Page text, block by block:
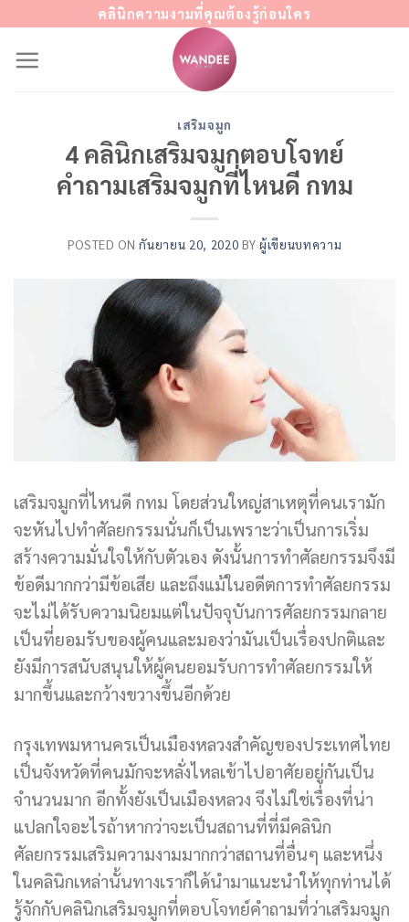
content
คลินิกความงามที่คุณต้องรู้ก่อนใคร
เสริมจมูก
4 คลินิกเสริมจมูกตอบโจทย์
คำถามเสริมจมูกที่ไหนดี กทม
POSTED ONกันยายน 20, 2020 BYผู้เขียนบทความ
เสริมจมูกที่ไหนดี กทม โดยส่วนใหญ่สาเหตุที่คนเรามัก
จะหันไปทำศัลยกรรมนั่นก็เป็นเพราะว่าเป็นการเริ่ม
สร้างความมั่นใจให้กับตัวเอง ดังนั้นการทำศัลยกรรมจึงมี
ข้อดีมากกว่ามีข้อเสีย และถึงแม้ในอดีตการทำศัลยกรรม
จะไม่ได้รับความนิยมแต่ในปัจจุบันการศัลยกรรมกลาย
เป็นที่ยอมรับของผู้คนและมองว่ามันเป็นเรื่องปกติและ
ยังมีการสนับสนุนให้ผู้คนยอมรับการทำศัลยกรรมให้
มากขึ้นและกว้างขวางขึ้นอีกด้วย
กรุงเทพมหานครเป็นเมืองหลวงสำคัญของประเทศไทย
เป็นจังหวัดที่คนมักจะหลั่งไหลเข้าไปอาศัยอยู่กันเป็น
จำนวนมาก อีกทั้งยังเป็นเมืองหลวง จึงไม่ใช่เรื่องที่น่า
แปลกใจอะไรถ้าหากว่าจะเป็นสถานที่ที่มีคลินิก
ศัลยกรรมเสริมความงามมากกว่าสถานที่อื่นๆ และหนึ่ง
ในคลินิกเหล่านั้นทางเราก็ได้นำมาแนะนำให้ทุกท่านได้
รู้จักกับคลินิกเสริมจมูกที่ตอบโจทย์คำถามที่ว่าเสริมจมูก